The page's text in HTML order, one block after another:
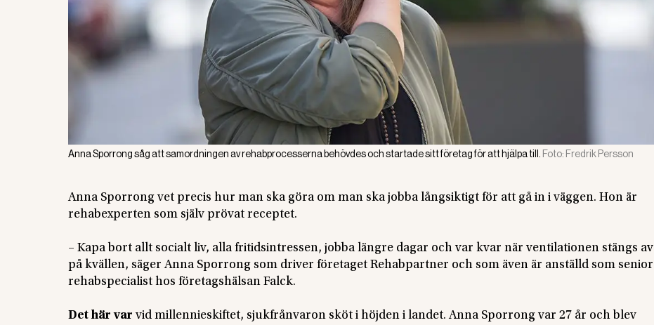
Anna Sporrong såg att samordningen av rehabprocesserna behövdes och startade sitt företag för att hjälpa till. Foto: Fredrik Persson
Anna Sporrong vet precis hur man ska göra om man ska jobba långsiktigt för att gå in i väggen. Hon är
rehabexperten som själv prövat receptet.
– Kapa bort allt socialt liv, alla fritidsintressen, jobba längre dagar och var kvar när ventilationen stängs av
på kvällen, säger Anna Sporrong som driver företaget Rehabpartner och som även är anställd som senior
rehabspecialist hos företagshälsan Falck.
Det här var vid millennieskiftet, sjukfrånvaron sköt i höjden i landet. Anna Sporrong var 27 år och blev